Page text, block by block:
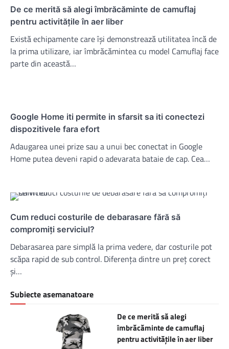
De ce merită să alegi îmbrăcăminte de camuflaj
pentru activitățile în aer liber
Există echipamente care își demonstrează utilitatea încă de
la prima utilizare, iar îmbrăcămintea cu model Camuflaj face
parte din această…
Google Home iti permite in sfarsit sa iti conectezi
dispozitivele fara efort
Adaugarea unei prize sau a unui bec conectat in Google
Home putea deveni rapid o adevarata bataie de cap. Cea…
Cum reduci costurile de debarasare fără să
compromiți serviciul?
Debarasarea pare simplă la prima vedere, dar costurile pot
scăpa rapid de sub control. Diferența dintre un preț corect
și…
Subiecte asemanatoare
De ce merită să alegi
îmbrăcăminte de camuflaj
pentru activitățile în aer liber